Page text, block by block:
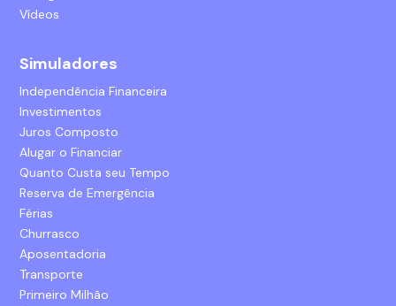
Vídeos
Simuladores
Independência Financeira
Investimentos
Juros Composto
Alugar o Financiar
Quanto Custa seu Tempo
Reserva de Emergência
Férias
Churrasco
Aposentadoria
Transporte
Primeiro Milhão